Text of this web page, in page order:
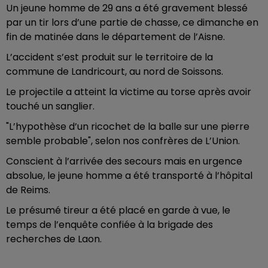
Un jeune homme de 29 ans a été gravement blessé
par un tir lors d’une partie de chasse, ce dimanche en
fin de matinée dans le département de l’Aisne.
L’accident s’est produit sur le territoire de la
commune de Landricourt, au nord de Soissons.
Le projectile a atteint la victime au torse après avoir
touché un sanglier.
"L’hypothèse d’un ricochet de la balle sur une pierre
semble probable", selon nos confrères de L’Union.
Conscient à l’arrivée des secours mais en urgence
absolue, le jeune homme a été transporté à l’hôpital
de Reims.
Le présumé tireur a été placé en garde à vue, le
temps de l’enquête confiée à la brigade des
recherches de Laon.